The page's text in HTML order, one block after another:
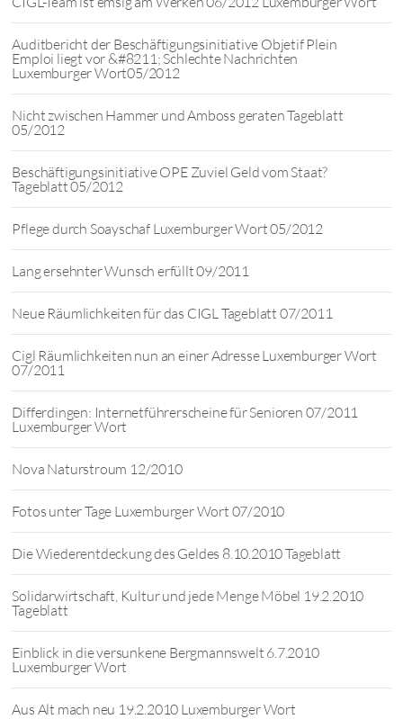
Auditbericht der Beschäftigungsinitiative Objetif Plein
Emploi liegt vor &#8211; Schlechte Nachrichten
Luxemburger Wort05/2012
Nicht zwischen Hammer und Amboss geraten Tageblatt
05/2012
Beschäftigungsinitiative OPE Zuviel Geld vom Staat?
Tageblatt 05/2012
Pflege durch Soayschaf Luxemburger Wort 05/2012
Lang ersehnter Wunsch erfüllt 09/2011
Neue Räumlichkeiten für das CIGL Tageblatt 07/2011
Cigl Räumlichkeiten nun an einer Adresse Luxemburger Wort
07/2011
Differdingen: Internetführerscheine für Senioren 07/2011
Luxemburger Wort
Nova Naturstroum 12/2010
Fotos unter Tage Luxemburger Wort 07/2010
Die Wiederentdeckung des Geldes 8.10.2010 Tageblatt
Solidarwirtschaft, Kultur und jede Menge Möbel 19.2.2010
Tageblatt
Einblick in die versunkene Bergmannswelt 6.7.2010
Luxemburger Wort
Aus Alt mach neu 19.2.2010 Luxemburger Wort